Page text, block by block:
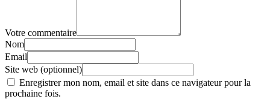
Votre commentaire
Nom
Email
Site web (optionnel)
Enregistrer mon nom, email et site dans ce navigateur pour la
prochaine fois.